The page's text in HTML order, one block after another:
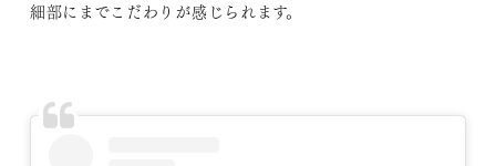
細部にまでこだわりが感じられます。